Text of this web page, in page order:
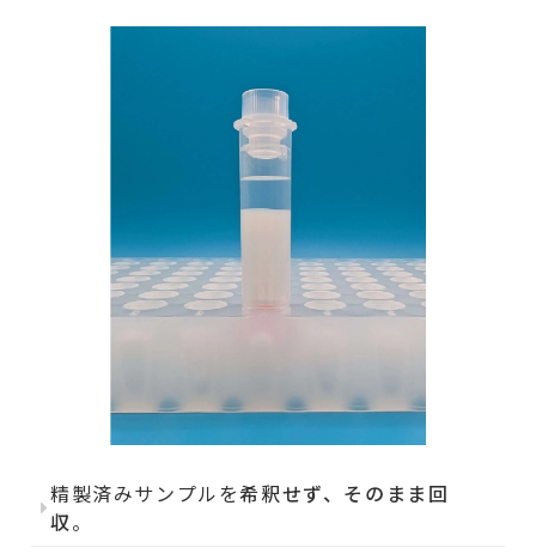
精製済みサンプルを希釈せず、そのまま回
収。